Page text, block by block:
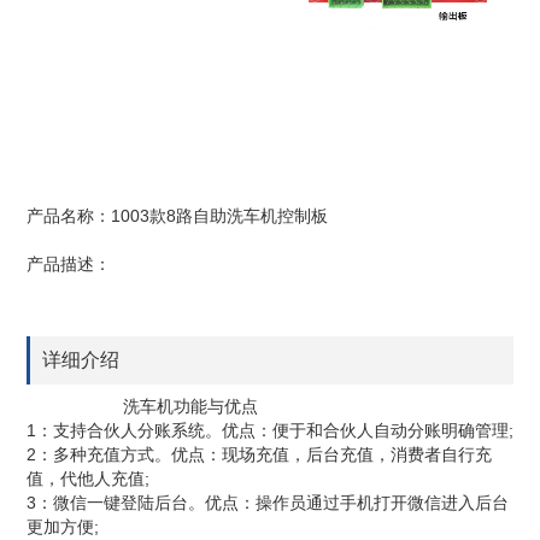
产品名称：1003款8路自助洗车机控制板
产品描述：
详细介绍
洗车机功能与优点
1：支持合伙人分账系统。优点：便于和合伙人自动分账明确管理;
2：多种充值方式。优点：现场充值，后台充值，消费者自行充
值，代他人充值;
3：微信一键登陆后台。优点：操作员通过手机打开微信进入后台
更加方便;